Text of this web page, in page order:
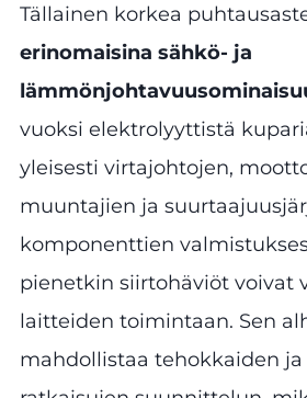
Tällainen korkea
erinomaisina sähkö- ja
vuoksi elektrolyyttistä
yleisesti virtajohtojen,
muuntajien ja
komponenttien
pienetkin siirtohäviöt voivat
laitteiden toimintaan. Sen
mahdollistaa tehokkaiden